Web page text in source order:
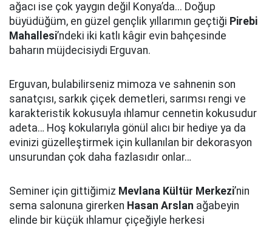
ağacı ise çok yaygın değil Konya’da... Doğup
büyüdüğüm, en güzel gençlik yıllarımın geçtiği Pirebi
Mahallesi’ndeki iki katlı kâgir evin bahçesinde
baharın müjdecisiydi Erguvan.
Erguvan, bulabilirseniz mimoza ve sahnenin son
sanatçısı, sarkık çiçek demetleri, sarımsı rengi ve
karakteristik kokusuyla ıhlamur cennetin kokusudur
adeta… Hoş kokularıyla gönül alıcı bir hediye ya da
evinizi güzelleştirmek için kullanılan bir dekorasyon
unsurundan çok daha fazlasıdır onlar…
Seminer için gittiğimiz Mevlana Kültür Merkezi’nin
sema salonuna girerken Hasan Arslan ağabeyin
elinde bir küçük ıhlamur çiçeğiyle herkesi